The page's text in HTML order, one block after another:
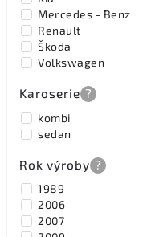
Mercedes - Benz
Renault
Škoda
Volkswagen
Karoserie ?
kombi
sedan
Rok výroby ?
1989
2006
2007